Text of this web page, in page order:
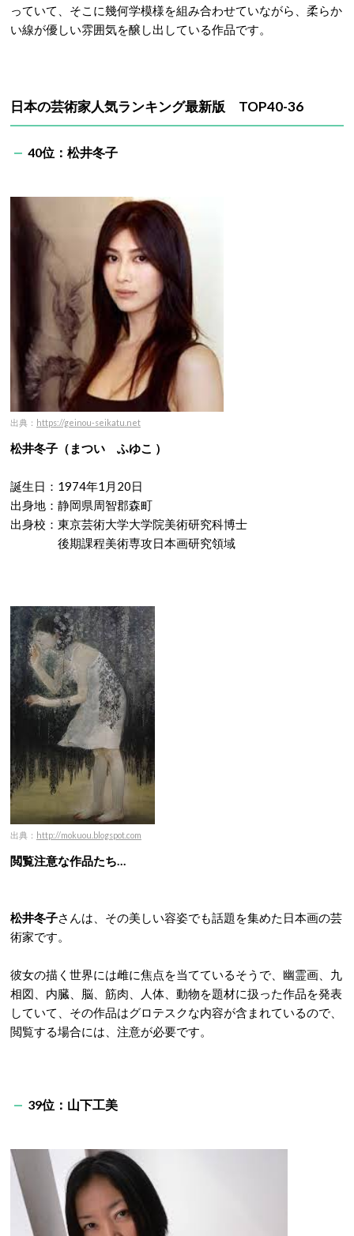
っていて、そこに幾何学模様を組み合わせていながら、柔らか
い線が優しい雰囲気を醸し出している作品です。
日本の芸術家人気ランキング最新版 TOP40-36
40位：松井冬子
出典： https://geinou-seikatu.net
松井冬子（まつい ふゆこ ）
誕生日：1974年1月20日
出身地：静岡県周智郡森町
出身校：東京芸術大学大学院美術研究科博士
後期課程美術専攻日本画研究領域
出典： http://mokuou.blogspot.com
閲覧注意な作品たち…
松井冬子さんは、その美しい容姿でも話題を集めた日本画の芸
術家です。
彼女の描く世界には雌に焦点を当てているそうで、幽霊画、九
相図、内臓、脳、筋肉、人体、動物を題材に扱った作品を発表
していて、その作品はグロテスクな内容が含まれているので、
閲覧する場合には、注意が必要です。
39位：山下工美